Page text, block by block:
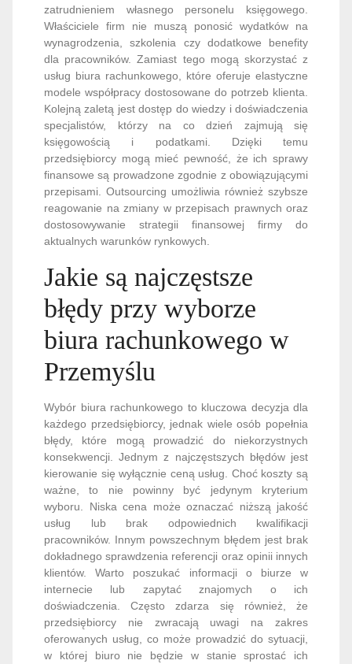
zatrudnieniem własnego personelu księgowego.
Właściciele firm nie muszą ponosić wydatków na
wynagrodzenia, szkolenia czy dodatkowe benefity
dla pracowników. Zamiast tego mogą skorzystać z
usług biura rachunkowego, które oferuje elastyczne
modele współpracy dostosowane do potrzeb klienta.
Kolejną zaletą jest dostęp do wiedzy i doświadczenia
specjalistów, którzy na co dzień zajmują się
księgowością i podatkami. Dzięki temu
przedsiębiorcy mogą mieć pewność, że ich sprawy
finansowe są prowadzone zgodnie z obowiązującymi
przepisami. Outsourcing umożliwia również szybsze
reagowanie na zmiany w przepisach prawnych oraz
dostosowywanie strategii finansowej firmy do
aktualnych warunków rynkowych.
Jakie są najczęstsze
błędy przy wyborze
biura rachunkowego w
Przemyślu
Wybór biura rachunkowego to kluczowa decyzja dla
każdego przedsiębiorcy, jednak wiele osób popełnia
błędy, które mogą prowadzić do niekorzystnych
konsekwencji. Jednym z najczęstszych błędów jest
kierowanie się wyłącznie ceną usług. Choć koszty są
ważne, to nie powinny być jedynym kryterium
wyboru. Niska cena może oznaczać niższą jakość
usług lub brak odpowiednich kwalifikacji
pracowników. Innym powszechnym błędem jest brak
dokładnego sprawdzenia referencji oraz opinii innych
klientów. Warto poszukać informacji o biurze w
internecie lub zapytać znajomych o ich
doświadczenia. Często zdarza się również, że
przedsiębiorcy nie zwracają uwagi na zakres
oferowanych usług, co może prowadzić do sytuacji,
w której biuro nie będzie w stanie sprostać ich